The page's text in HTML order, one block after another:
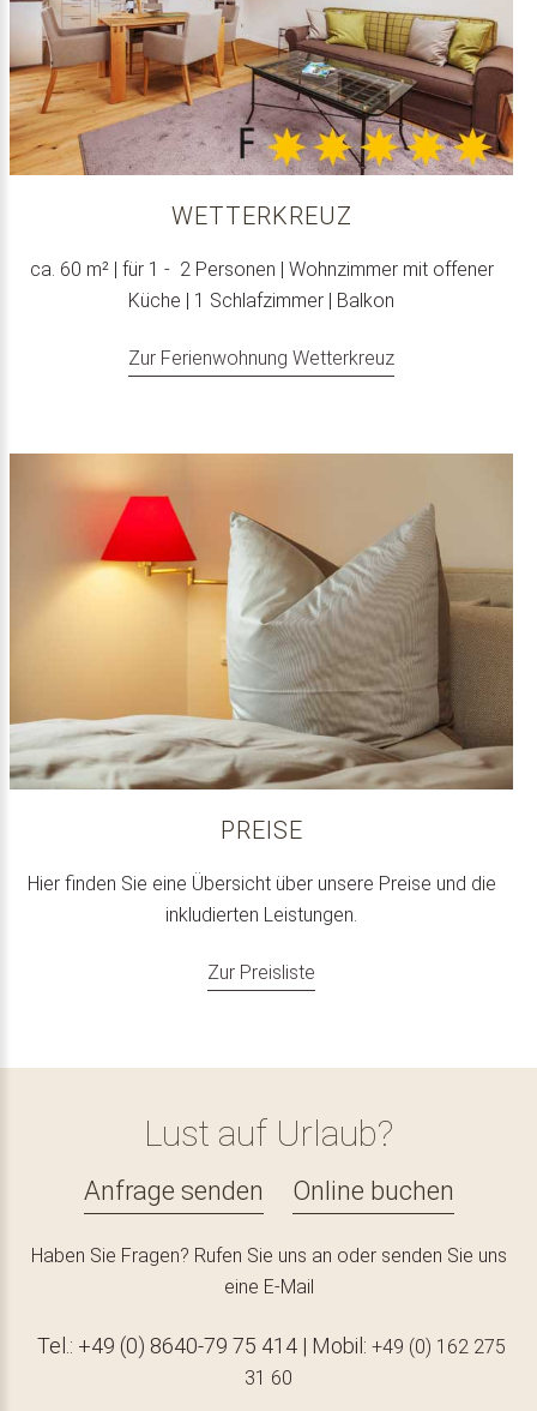
WETTERKREUZ
ca. 60 m² | für 1 - 2 Personen | Wohnzimmer mit offener
Küche | 1 Schlafzimmer | Balkon
Zur Ferienwohnung Wetterkreuz
PREISE
Hier finden Sie eine Übersicht über unsere Preise und die
inkludierten Leistungen.
Zur Preisliste
Lust auf Urlaub?
Anfrage senden Online buchen
Haben Sie Fragen? Rufen Sie uns an oder senden Sie uns
eine E-Mail
Tel.: +49 (0) 8640-79 75 414 | Mobil: +49 (0) 162 275
31 60